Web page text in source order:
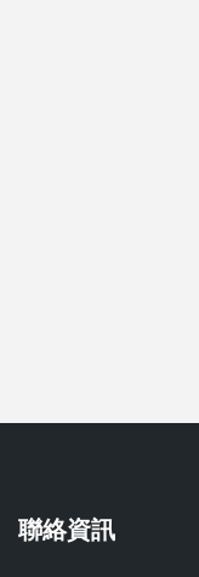
聯絡資訊